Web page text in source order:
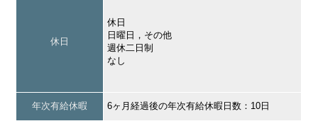
休日
休日
日曜日，その他
週休二日制
なし
年次有給休暇 6ヶ月経過後の年次有給休暇日数：10日